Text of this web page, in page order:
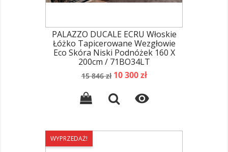
PALAZZO DUCALE ECRU Włoskie
Łóżko Tapicerowane Wezgłowie
Eco Skóra Niski Podnóżek 160 X
200cm / 71BO34LT
Cena
15 846 zł Cena
10 300 zł

WYPRZEDAŻ!